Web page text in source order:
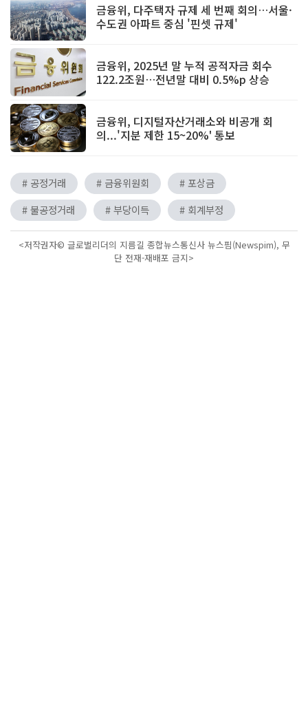
금융위, 다주택자 규제 세 번째 회의…서울·
수도권 아파트 중심 '핀셋 규제'
금융위, 2025년 말 누적 공적자금 회수
122.2조원…전년말 대비 0.5%p 상승
금융위, 디지털자산거래소와 비공개 회
의...'지분 제한 15~20%' 통보
# 공정거래 # 금융위원회
# 포상금
# 불공정거래
# 부당이득 # 회계부정
<저작권자© 글로벌리더의 지름길 종합뉴스통신사 뉴스핌(Newspim), 무
단 전재-재배포 금지>